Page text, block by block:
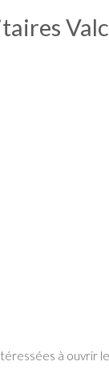
à ouvrir